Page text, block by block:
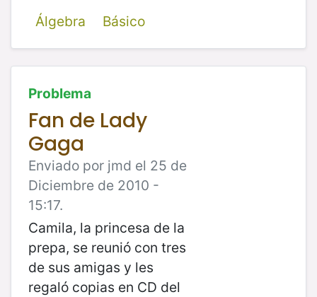
Álgebra
Básico
Problema
Fan de Lady
Gaga
Enviado por jmd el 25 de
Diciembre de 2010 -
15:17.
Camila, la princesa de la
prepa, se reunió con tres
de sus amigas y les
regaló copias en CD del